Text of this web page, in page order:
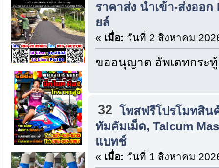
ราคาส่ง นำเข้า-ส่งออ
ยล์
« เมื่อ: วันที่ 2 สิงหาคม
ขออนุญาต อัพเดทกระทู้
32 โพสฟรีโปรโมทสิน
ทัมคัมเม็ด, Talcum
แบทช์
« เมื่อ: วันที่ 1 สิงหาคม